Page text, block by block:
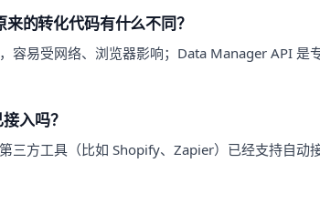
的转化代码有什么不同？
容易受网络、浏览器影响；Data Manager API 是
入吗？
三方工具（比如 Shopify、Zapier）已经支持自动